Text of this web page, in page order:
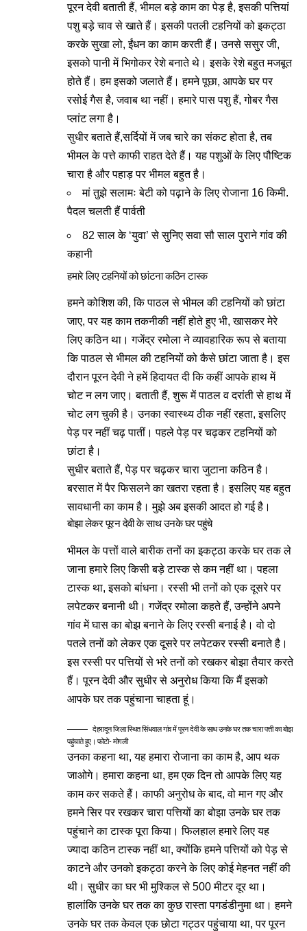
पूरन देवी बताती हैं, भीमल बड़े काम का पेड़ है, इसकी पत्तियां
पशु बड़े चाव से खाते हैं। इसकी पतली टहनियों को इकट्ठा
करके सुखा लो, ईंधन का काम करती हैं। उनसे ससुर जी,
इसको पानी में भिगोकर रेशे बनाते थे। इसके रेशे बहुत मजबूत
होते हैं। हम इसको जलाते हैं। हमने पूछा, आपके घर पर
रसोई गैस है, जवाब था नहीं। हमारे पास पशु हैं, गोबर गैस
प्लांट लगा है।
सुधीर बताते हैं,सर्दियों में जब चारे का संकट होता है, तब
भीमल के पत्ते काफी राहत देते हैं। यह पशुओं के लिए पौष्टिक
चारा है और पहाड़ पर भीमल बहुत है।
मां तुझे सलामः बेटी को पढ़ाने के लिए रोजाना 16 किमी.
पैदल चलती हैं पार्वती
82 साल के ‘युवा’ से सुनिए सवा सौ साल पुराने गांव की
कहानी
हमारे लिए टहनियों को छांटना कठिन टास्क
हमने कोशिश की, कि पाठल से भीमल की टहनियों को छांटा
जाए, पर यह काम तकनीकी नहीं होते हुए भी, खासकर मेरे
लिए कठिन था। गजेंद्र रमोला ने व्यावहारिक रूप से बताया
कि पाठल से भीमल की टहनियों को कैसे छांटा जाता है। इस
दौरान पूरन देवी ने हमें हिदायत दी कि कहीं आपके हाथ में
चोट न लग जाए। बताती हैं, शुरू में पाठल व दरांती से हाथ में
चोट लग चुकी है। उनका स्वास्थ्य ठीक नहीं रहता, इसलिए
पेड़ पर नहीं चढ़ पातीं। पहले पेड़ पर चढ़कर टहनियों को
छांटा है।
सुधीर बताते हैं, पेड़ पर चढ़कर चारा जुटाना कठिन है।
बरसात में पैर फिसलने का खतरा रहता है। इसलिए यह बहुत
सावधानी का काम है। मुझे अब इसकी आदत हो गई है।
बोझा लेकर पूरन देवी के साथ उनके घर पहुंचे
भीमल के पत्तों वाले बारीक तनों का इकट्ठा करके घर तक ले
जाना हमारे लिए किसी बड़े टास्क से कम नहीं था। पहला
टास्क था, इसको बांधना। रस्सी भी तनों को एक दूसरे पर
लपेटकर बनानी थी। गजेंद्र रमोला कहते हैं, उन्होंने अपने
गांव में घास का बोझ बनाने के लिए रस्सी बनाई है। वो दो
पतले तनों को लेकर एक दूसरे पर लपेटकर रस्सी बनाते है।
इस रस्सी पर पत्तियों से भरे तनों को रखकर बोझा तैयार करते
हैं। पूरन देवी और सुधीर से अनुरोध किया कि मैं इसको
आपके घर तक पहुंचाना चाहता हूं।
देहरादून जिला स्थित सिंधवाल गांव में पूरन देवी के साथ उनके घर तक चारा पत्ती का बोझ
पहुंचाते हुए। फोटो- मोगली
उनका कहना था, यह हमारा रोजाना का काम है, आप थक
जाओगे। हमारा कहना था, हम एक दिन तो आपके लिए यह
काम कर सकते हैं। काफी अनुरोध के बाद, वो मान गए और
हमने सिर पर रखकर चारा पत्तियों का बोझा उनके घर तक
पहुंचाने का टास्क पूरा किया। फिलहाल हमारे लिए यह
ज्यादा कठिन टास्क नहीं था, क्योंकि हमने पत्तियों को पेड़ से
काटने और उनको इकट्ठा करने के लिए कोई मेहनत नहीं की
थी। सुधीर का घर भी मुश्किल से 500 मीटर दूर था।
हालांकि उनके घर तक का कुछ रास्ता पगडंडीनुमा था। हमने
उनके घर तक केवल एक छोटा गट्ठर पहुंचाया था, पर पूरन